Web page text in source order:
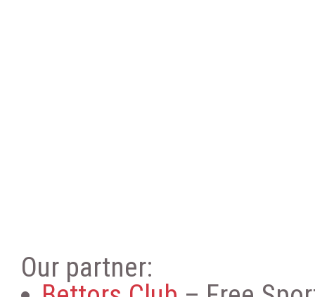
Our partner: